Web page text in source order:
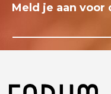
Meld je aan